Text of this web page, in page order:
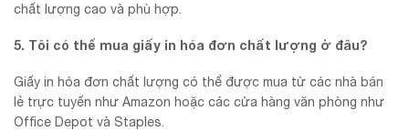
chất lượng cao và phù hợp.
5. Tôi có thể mua giấy in hóa đơn chất lượng ở đâu?
Giấy in hóa đơn chất lượng có thể được mua từ các nhà bán
lẻ trực tuyến như Amazon hoặc các cửa hàng văn phòng như
Office Depot và Staples.